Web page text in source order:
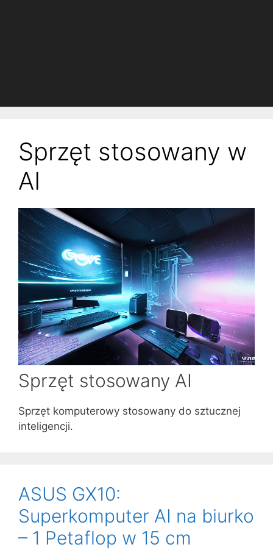
Sprzęt stosowany w
AI
Sprzęt stosowany AI
Sprzęt komputerowy stosowany do sztucznej
inteligencji.
ASUS GX10:
Superkomputer AI na biurko
– 1 Petaflop w 15 cm